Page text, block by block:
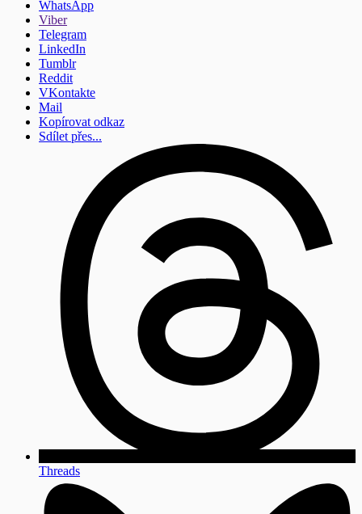
WhatsApp
Viber
Telegram
LinkedIn
Tumblr
Reddit
VKontakte
Mail
Kopírovat odkaz
Sdílet přes...
Threads